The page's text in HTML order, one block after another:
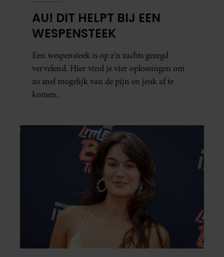
AU! DIT HELPT BIJ EEN
WESPENSTEEK
Een wespensteek is op z’n zachts gezegd
vervelend. Hier vind je vier oplossingen om
zo snel mogelijk van de pijn en jeuk af te
komen.